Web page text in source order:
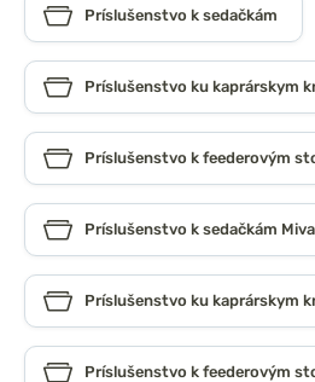
Príslušenstvo k sedačkám
Príslušenstvo ku kaprárskym
Príslušenstvo k feederovým
Príslušenstvo k sedačkám
Príslušenstvo ku kaprárskym
Príslušenstvo k feederovým